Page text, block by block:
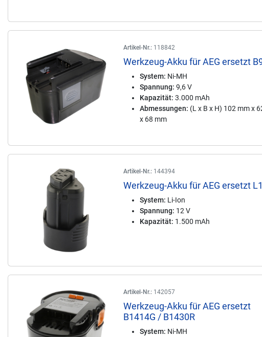
Artikel-Nr.: 118842
Werkzeug-Akku für AEG ersetzt
System: Ni-MH
Spannung: 9,6 V
Kapazität: 3.000 mAh
Abmessungen: (L x B x H) 102 mm x
x 68 mm
Artikel-Nr.: 144394
Werkzeug-Akku für AEG ersetzt
System: Li-Ion
Spannung: 12 V
Kapazität: 1.500 mAh
Artikel-Nr.: 142057
Werkzeug-Akku für AEG ersetzt
B1414G / B1430R
System: Ni-MH